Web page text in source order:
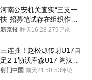
河南公安机关查实“三支一
扶”招募笔试存在组织作弊
犯罪行为
新京报 昨天16:28 279评论
三连胜！赵松源传射U17国
足2-1勒沃库森U17 淘汰赛
将战河床
射门中国 前天21:50 53评论